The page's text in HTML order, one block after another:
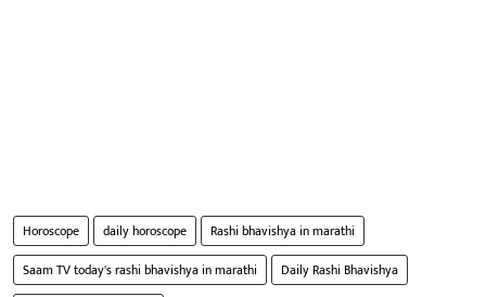
Horoscope daily horoscope
Rashi bhavishya in marathi
Saam TV today's rashi bhavishya in marathi
Daily Rashi Bhavishya